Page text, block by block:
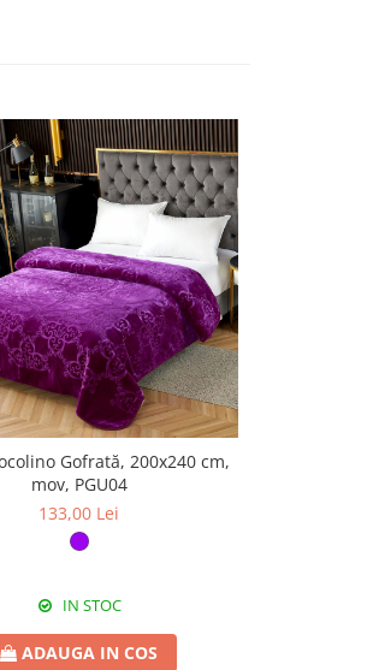
Gofrată, 200x240 cm,
mov, PGU04
133,00 Lei
IN STOC
ADAUGA IN COS